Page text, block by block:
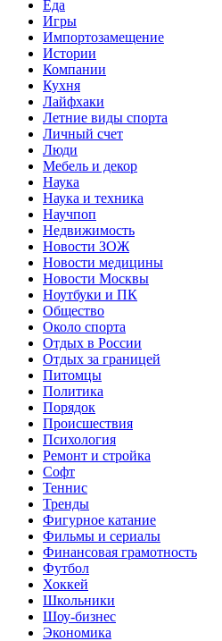
Еда
Игры
Импортозамещение
Истории
Компании
Кухня
Лайфхаки
Летние виды спорта
Личный счет
Люди
Мебель и декор
Наука
Наука и техника
Научпоп
Недвижимость
Новости ЗОЖ
Новости медицины
Новости Москвы
Ноутбуки и ПК
Общество
Около спорта
Отдых в России
Отдых за границей
Питомцы
Политика
Порядок
Происшествия
Психология
Ремонт и стройка
Софт
Теннис
Тренды
Фигурное катание
Фильмы и сериалы
Финансовая грамотность
Футбол
Хоккей
Школьники
Шоу-бизнес
Экономика